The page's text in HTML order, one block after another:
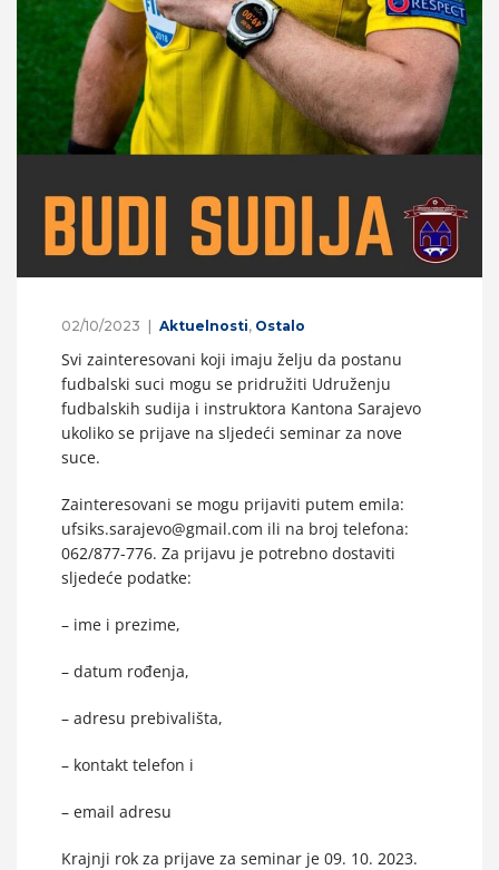
02/10/2023 Aktuelnosti, Ostalo
Svi zainteresovani koji imaju želju da postanu
fudbalski suci mogu se pridružiti Udruženju
fudbalskih sudija i instruktora Kantona Sarajevo
ukoliko se prijave na sljedeći seminar za nove
suce.
Zainteresovani se mogu prijaviti putem emila:
ufsiks.sarajevo@gmail.com ili na broj telefona:
062/877-776. Za prijavu je potrebno dostaviti
sljedeće podatke:
– ime i prezime,
– datum rođenja,
– adresu prebivališta,
– kontakt telefon i
– email adresu
Krajnji rok za prijave za seminar je 09. 10. 2023.